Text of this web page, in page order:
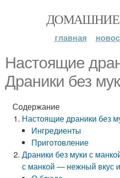
ДОМАШНИЕ
главная
Настоящие
Драники без
Содержание
Настоящие драники без
Ингредиенты
Приготовление
Драники без муки с
с манкой — нежный вкус